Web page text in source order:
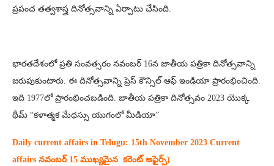
ప్రపంచ తత్వశాస్త్ర దినోత్సవాన్ని ఏర్పాటు చేసింది.
భారతదేశంలో ప్రతి సంవత్సరం నవంబర్ 16న జాతీయ పత్రికా దినోత్సవాన్ని
జరుపుకుంటారు. ఈ దినోత్సవాన్ని ప్రెస్ కౌన్సిల్ ఆఫ్ ఇండియా ప్రారంభించింది.
ఇది 1977లో ప్రారంభించబడింది. జాతీయ పత్రికా దినోత్సవం 2023 యొక్క
థీమ్ “కళాత్మక మేధస్సు యుగంలో మీడియా”
Daily current affairs in Telugu: 15th November 2023 Current
affairs నవంబర్ 15 ముఖ్యమైన కరెంట్ అఫైర్స్‌)